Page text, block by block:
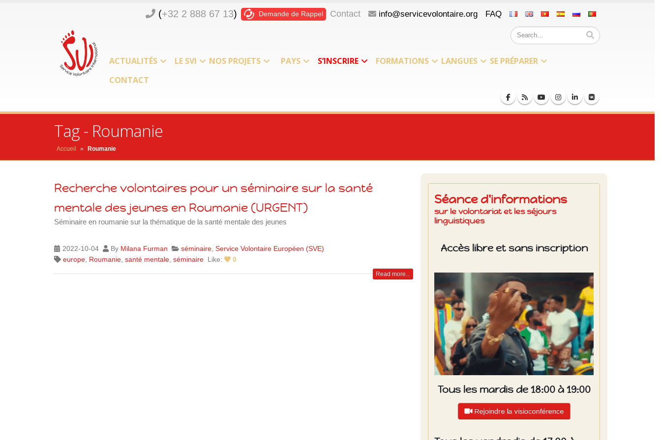
(+32 2 888 67 13) Demande de Rappel Contact info@servicevolontaire.org FAQ
ACTUALITÉS LE SVI NOS PROJETS PAYS S’INSCRIRE FORMATIONS LANGUES
SE PRÉPARER
CONTACT
Tag - Roumanie
Accueil » Roumanie
Recherche volontaires pour un séminaire sur la santé
mentale des jeunes en Roumanie (URGENT)
Séminaire en roumanie sur la thématique de la santé mentale des jeunes
2022-10-04 By Milana Furman séminaire,Service Volontaire Européen (SVE)
europe, Roumanie, santé mentale, séminaire Like: 0
Read more...
Séance d'informations
sur le volontariat et les séjours
linguistiques
Accès libre et sans inscription
Tous les mardis de 18:00 à 19:00
Rejoindre la visioconférence